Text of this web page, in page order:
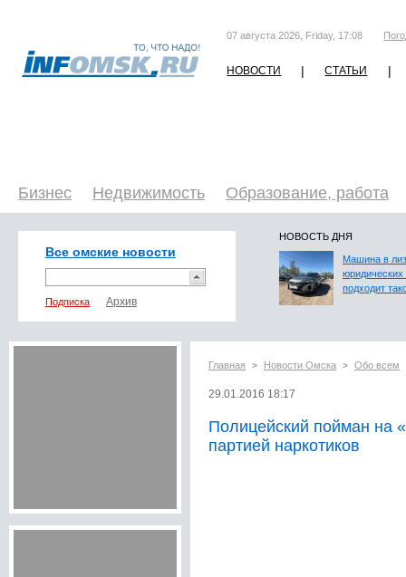
07 августа 2026, Friday, 17:08
НОВОСТИ | СТАТЬИ |
Бизнес Недвижимость Образование, работа
Все омские новости
Подписка
НОВОСТЬ ДНЯ
Машина в
юридических
подходит
Главная > Новости Омска > Обо всем
29.01.2016 18:17
Полицейский пойман на
партией наркотиков